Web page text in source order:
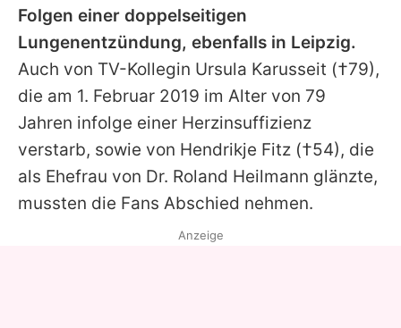
Folgen einer doppelseitigen
Lungenentzündung, ebenfalls in Leipzig.
Auch von TV-Kollegin Ursula Karusseit (†79),
die am 1. Februar 2019 im Alter von 79
Jahren infolge einer Herzinsuffizienz
verstarb, sowie von Hendrikje Fitz (†54), die
als Ehefrau von Dr. Roland Heilmann glänzte,
mussten die Fans Abschied nehmen.
Anzeige